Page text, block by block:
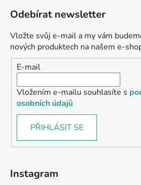
Odebírat newsletter
Vložte svůj e-mail a my vám
nových produktech na našem e-
E-mail
Vložením e-mailu souhlasíte s
osobních údajů
PŘIHLÁSIT SE
Instagram